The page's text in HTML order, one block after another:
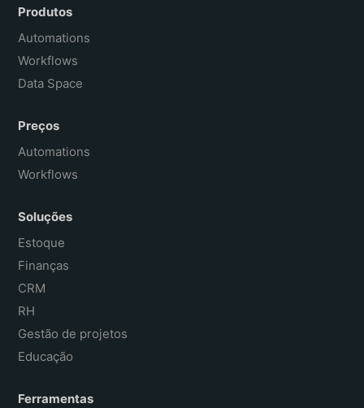
Español
Français
Produtos
Automations
Workflows
Data Space
Preços
Automations
Workflows
Soluções
Estoque
Finanças
CRM
RH
Gestão de projetos
Educação
Ferramentas